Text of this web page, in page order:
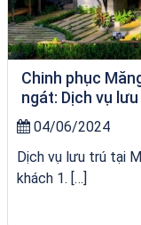
Chinh phục
ngát: Dịch vụ
04/06/2024
Dịch vụ lưu trú tại
khách 1. […]